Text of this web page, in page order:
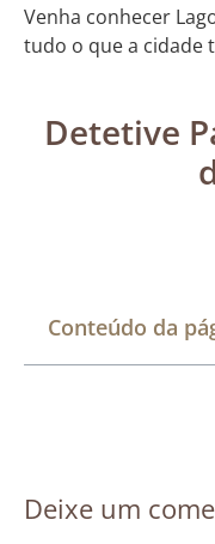
Venha conhecer
tudo o que a cidade
Detetive
Conteúdo da
Deixe um